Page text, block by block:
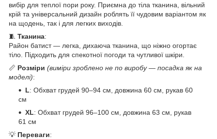
вибір для теплої пори року. Приємна до тіла тканина, вільний
крій та універсальний дизайн роблять її чудовим варіантом як
на щодень, так і для легких виходів.
🧵 Тканина:
Район батист — легка, дихаюча тканина, що ніжно огортає
тіло. Підходить для спекотної погоди та чутливої шкіри.
📏 Розміри (виміри зроблено не по виробу — посадка як на
моделі):
L: Обхват грудей 90–94 см, довжина 60 см, рукав 60
см
XL: Обхват грудей 96–100 см, довжина 63 см, рукав
61 см
💡 Переваги: